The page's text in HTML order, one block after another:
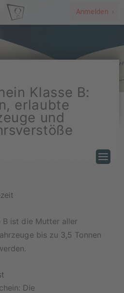
Anmelden ›
Klasse B:
erlaubte
und
B ist die Mutter aller
bis zu 3,5 Tonnen
Die